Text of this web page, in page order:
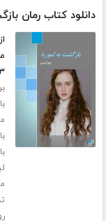
دانلود کتاب رمان